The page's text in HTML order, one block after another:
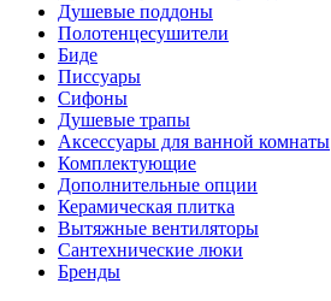
Душевые поддоны
Полотенцесушители
Биде
Писсуары
Сифоны
Душевые трапы
Аксессуары для ванной комнаты
Комплектующие
Дополнительные опции
Керамическая плитка
Вытяжные вентиляторы
Сантехнические люки
Бренды